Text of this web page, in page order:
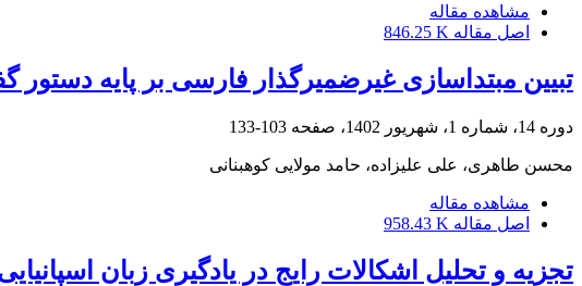
مشاهده مقاله
اصل مقاله 846.25 K
تبیین مبتداسازی غیرضمیرگذار فارسی بر پایه دستور
دوره 14، شماره 1، شهریور 1402، صفحه 103-133
محسن طاهری، علی علیزاده، حامد مولایی کوهبنانی
مشاهده مقاله
اصل مقاله 958.43 K
تجزیه و تحلیل اشکالات رایج در یادگیری زبان